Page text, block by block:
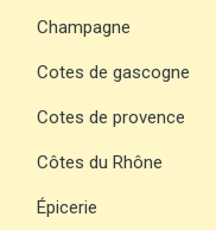
Champagne
Cotes de gascogne
Cotes de provence
Côtes du Rhône
Épicerie